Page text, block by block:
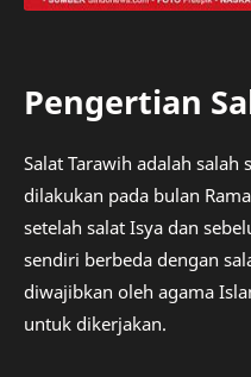
Pengertian
Salat Tarawih adalah salah
dilakukan pada bulan
setelah salat Isya dan
sendiri berbeda dengan
diwajibkan oleh agama
untuk dikerjakan.